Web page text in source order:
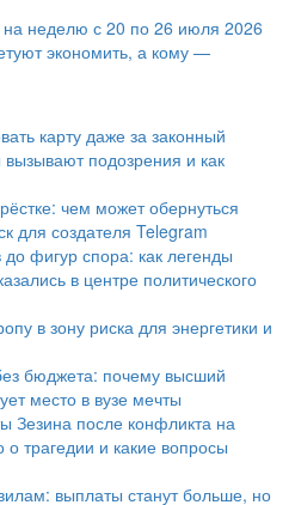
неделю с 20 по 26 июля 2026
экономить, а кому —
карту даже за законный
подозрения и как
чем может обернуться
для создателя Telegram
фигур спора: как легенды
в центре политического
в зону риска для энергетики и
бюджета: почему высший
место в вузе мечты
Зезина после конфликта на
о трагедии и какие вопросы
выплаты станут больше, но